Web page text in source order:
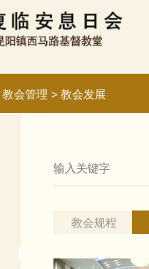
教会管理 > 教会发展
教会规程